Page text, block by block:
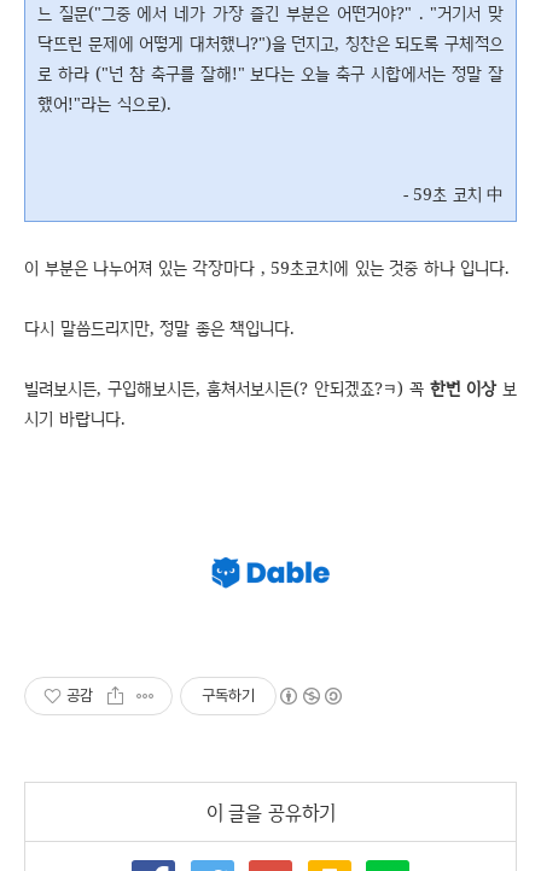
느 질문("그중 에서 네가 가장 즐긴 부분은 어떤거야?" . "거기서 맞
닥뜨린 문제에 어떻게 대처했니?")을 던지고, 칭찬은 되도록 구체적으
로 하라 ("넌 참 축구를 잘해!" 보다는 오늘 축구 시합에서는 정말 잘
했어!"라는 식으로).
- 59초 코치 中
이 부분은 나누어져 있는 각장마다 , 59초코치에 있는 것중 하나 입니다.
다시 말씀드리지만, 정말 좋은 책입니다.
빌려보시든, 구입해보시든, 훔쳐서보시든(? 안되겠죠?ㅋ) 꼭 한번 이상 보
시기 바랍니다.
공감 구독하기
이 글을 공유하기